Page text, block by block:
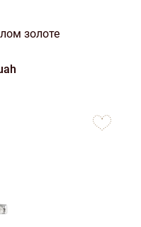
золоте
favorites